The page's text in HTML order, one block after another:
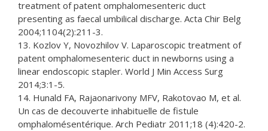
treatment of patent omphalomesenteric duct
presenting as faecal umbilical discharge. Acta Chir Belg
2004;1104(2):211-3.
13. Kozlov Y, Novozhilov V. Laparoscopic treatment of
patent omphalomesenteric duct in newborns using a
linear endoscopic stapler. World J Min Access Surg
2014;3:1-5.
14. Hunald FA, Rajaonarivony MFV, Rakotovao M, et al.
Un cas de decouverte inhabituelle de fistule
omphalomésentérique. Arch Pediatr 2011;18 (4):420-2.